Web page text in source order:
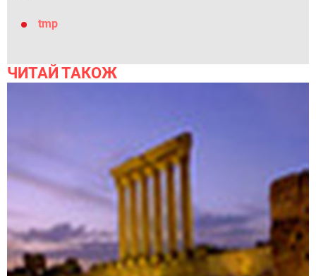
tmp
ЧИТАЙ ТАКОЖ